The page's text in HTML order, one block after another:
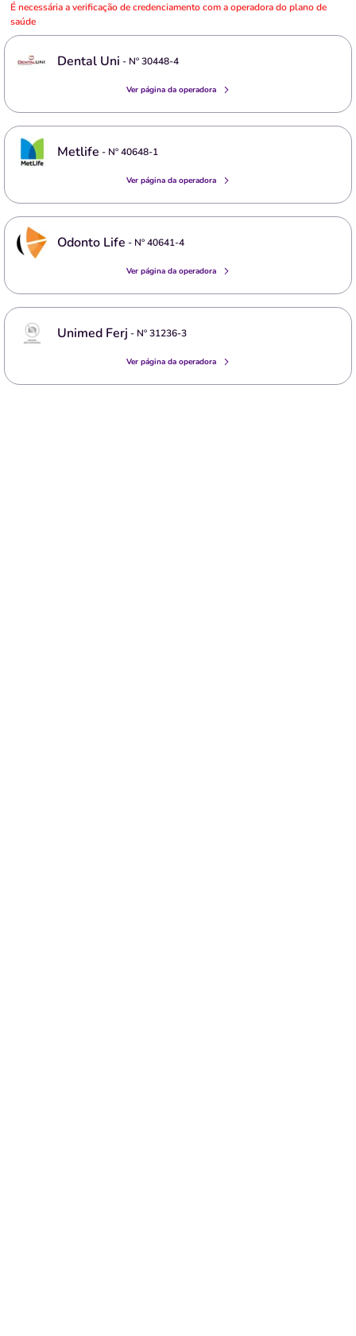
É necessária a verificação de credenciamento com a operadora do plano de
saúde
Dental Uni - Nº30448-4
Ver página da operadora
Metlife - Nº40648-1
Ver página da operadora
Odonto Life - Nº40641-4
Ver página da operadora
Unimed Ferj - Nº31236-3
Ver página da operadora